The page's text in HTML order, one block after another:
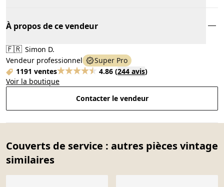
À propos de ce vendeur
🇫🇷 Simon D.
Vendeur professionnel
Super Pro
1191 ventes
4.86 (244 avis)
Voir la boutique
Contacter le vendeur
Couverts de service : autres pièces vintage
similaires